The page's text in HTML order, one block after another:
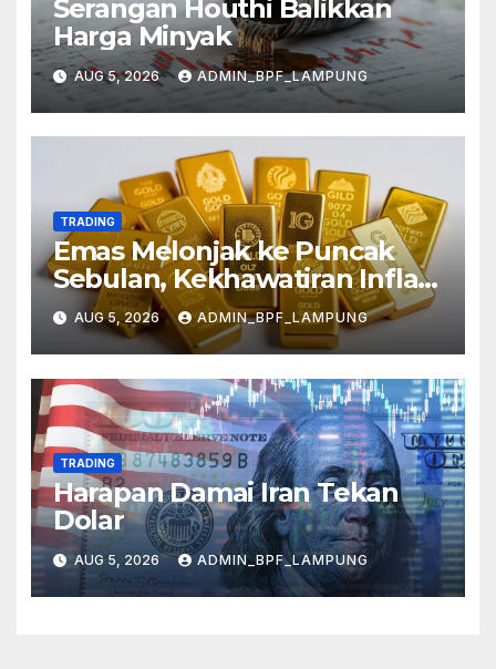
Serangan Houthi Balikkan
Harga Minyak
AUG 5, 2026 ADMIN_BPF_LAMPUNG
TRADING
Emas Melonjak ke Puncak
Sebulan, Kekhawatiran Inflasi
Mereda
AUG 5, 2026 ADMIN_BPF_LAMPUNG
TRADING
Harapan Damai Iran Tekan
Dolar
AUG 5, 2026 ADMIN_BPF_LAMPUNG